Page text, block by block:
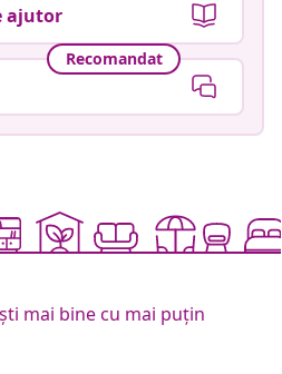
ajutor
Recomandat
mai bine cu mai puțin